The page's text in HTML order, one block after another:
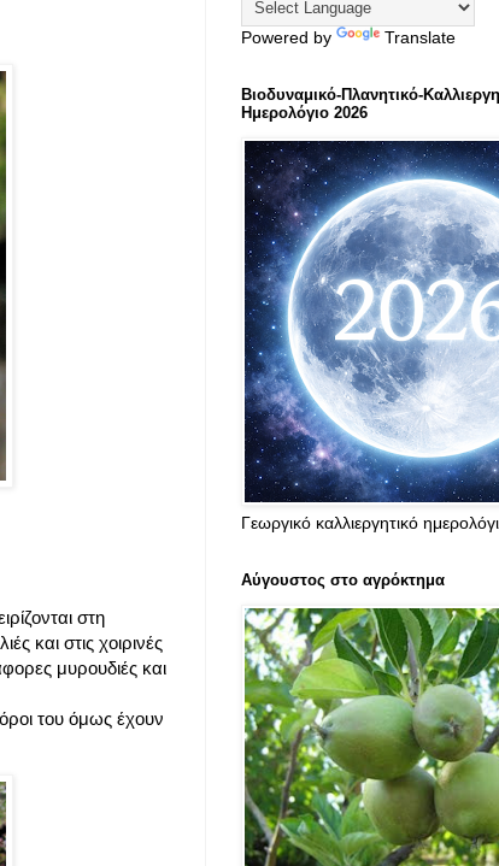
στη
και στις χοιρινές
μυρουδιές και
του όμως έχουν
Powered by Translate
Βιοδυναμικό-Πλανητικό-
Ημερολόγιο 2026
Γεωργικό καλλιεργητικό
Αύγουστος στο αγρόκτημα